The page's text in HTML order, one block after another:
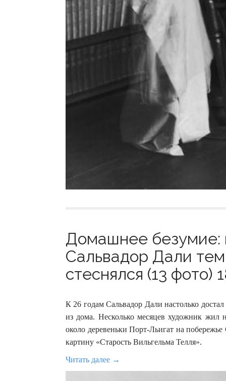
Домашнее безумие:
Сальвадор Дали
стеснялся (13 фото)
К 26 годам Сальвадор Дали настолько
из дома. Несколько месяцев художник
около деревеньки Порт-Льигат на
картину «Старость Вильгельма Телля».
Читать далее →